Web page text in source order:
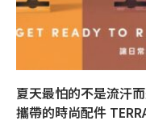
夏天最怕的不是流汗
攜帶的時尚配件